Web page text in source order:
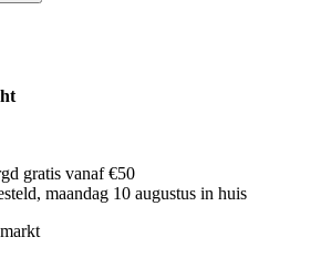
gratis vanaf €50
maandag 10 augustus in huis